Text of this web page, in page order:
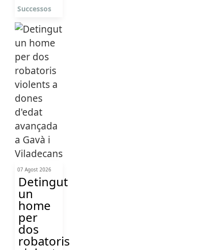
Successos
07 Agost 2026
Detingut
un
home
per
dos
robatoris